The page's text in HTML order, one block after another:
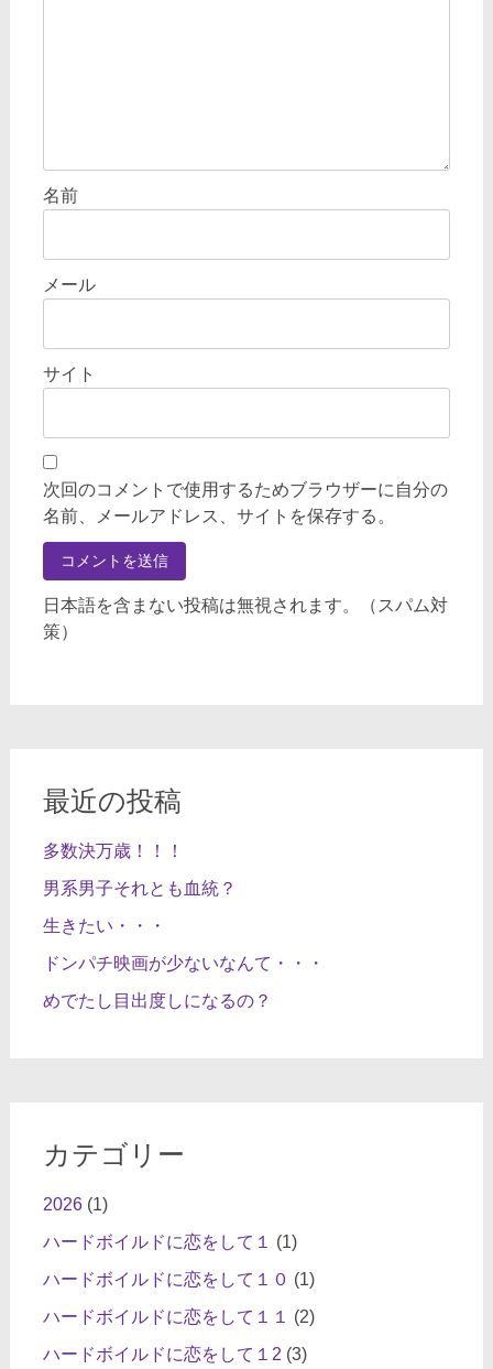
名前
メール
サイト
次回のコメントで使用するためブラウザーに自分の
名前、メールアドレス、サイトを保存する。
日本語を含まない投稿は無視されます。（スパム対
策）
最近の投稿
多数決万歳！！！
男系男子それとも血統？
生きたい・・・
ドンパチ映画が少ないなんて・・・
めでたし目出度しになるの？
カテゴリー
2026(1)
ハードボイルドに恋をして１
(1)
ハードボイルドに恋をして１０ (1)
ハードボイルドに恋をして１１
(2)
ハードボイルドに恋をして１2 (3)